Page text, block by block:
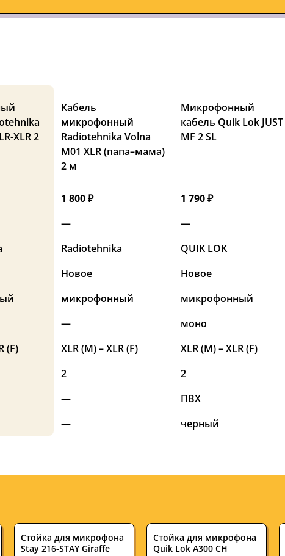
XLR 2
Кабель
микрофонный
Radiotehnika Volna
M01 XLR (папа–мама)
2 м
Микрофонный
кабель Quik Lok JUST
MF 2 SL
1 800 ₽ 1 790 ₽
— —
Radiotehnika QUIK LOK
Новое Новое
микрофонный микрофонный
— моно
(F) XLR (M) – XLR (F) XLR (M) – XLR (F)
2 2
— ПВХ
— черный
Стойка для микрофона
Stay 216-STAY Giraffe
Стойка для микрофона
Quik Lok A300 CH